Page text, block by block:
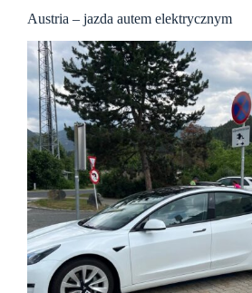
Austria – jazda autem elektrycznym